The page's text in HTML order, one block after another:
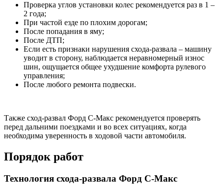
Проверка углов установки колес рекомендуется раз в 1 –
2 года;
При частой езде по плохим дорогам;
После попадания в яму;
После ДТП;
Если есть признаки нарушения схода-развала – машину
уводит в сторону, наблюдается неравномерный износ
шин, ощущается общее ухудшение комфорта рулевого
управления;
После любого ремонта подвески.
Также сход-развал Форд С-Макс рекомендуется проверять
перед дальними поездками и во всех ситуациях, когда
необходима уверенность в ходовой части автомобиля.
Порядок работ
Технология схода-развала Форд С-Макс